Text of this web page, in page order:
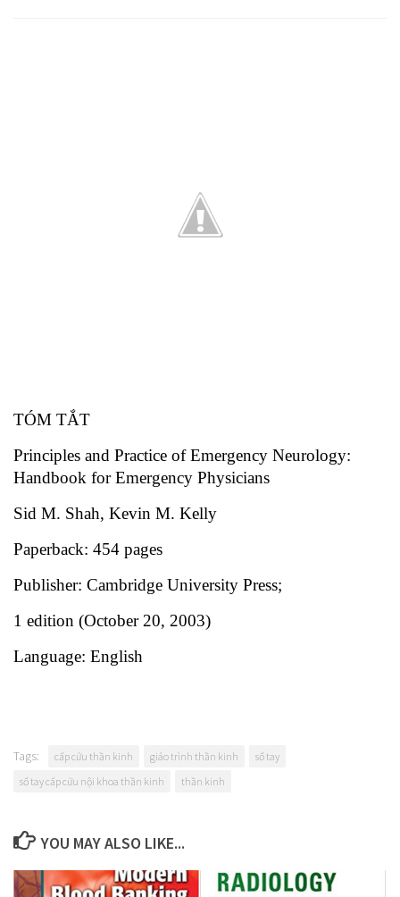
TÓM TẮT
Principles and Practice of Emergency Neurology:
Handbook for Emergency Physicians
Sid M. Shah, Kevin M. Kelly
Paperback: 454 pages
Publisher: Cambridge University Press;
1 edition (October 20, 2003)
Language: English
Tags: cấp cứu thần kinh giáo trình thần kinh
sổ tay
sổ tay cấp cứu nội khoa thần kinh
thần kinh
YOU MAY ALSO LIKE...